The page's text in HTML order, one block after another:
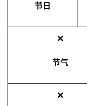
节日
❌
节气
❌